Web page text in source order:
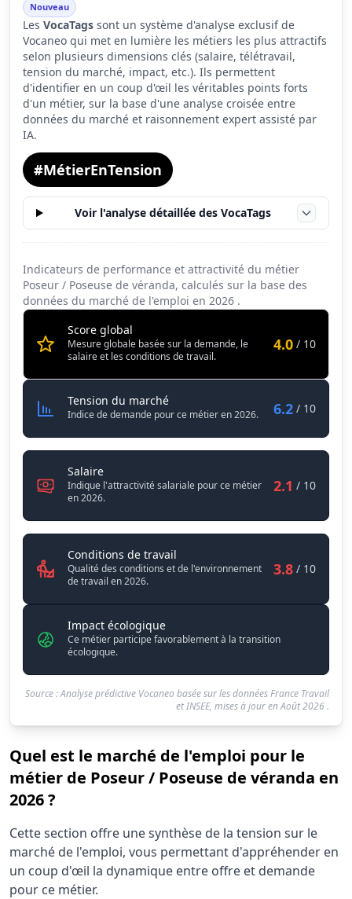
Nouveau
Les VocaTags sont un système d'analyse exclusif de
Vocaneo qui met en lumière les métiers les plus attractifs
selon plusieurs dimensions clés (salaire, télétravail,
tension du marché, impact, etc.). Ils permettent
d'identifier en un coup d'œil les véritables points forts
d'un métier, sur la base d'une analyse croisée entre
données du marché et raisonnement expert assisté par
IA.
#MétierEnTension
Voir l'analyse détaillée des VocaTags
Indicateurs de performance et attractivité du métier
Poseur / Poseuse de véranda, calculés sur la base des
données du marché de l'emploi en 2026 .
Score global
Mesure globale basée sur la demande, le
salaire et les conditions de travail.
4.0 / 10
Attractivité globale
4.0
Tension du marché
6.2
Salaire
2.1
Conditions de travail
3.8
Tension du marchéPoseur / Poseuse de véranda
Indice de demande pour ce métier en 2026. 6.2 / 10
SalairePoseur / Poseuse de véranda
Indique l'attractivité salariale pour ce métier
en 2026.
2.1 / 10
Conditions de travail
Qualité des conditions et de l'environnement
de travail en 2026.
3.8 / 10
Impact écologique
Ce métier participe favorablement à la transition
écologique.
Source : Analyse prédictive Vocaneo basée sur les données France Travail
et INSEE, mises à jour enAoût 2026.
Quel est le marché de l'emploi pour le
métier de Poseur / Poseuse de véranda en
2026 ?
Statistiques recrutement Poseur / Poseuse de véranda
Indicateur
Valeur brute
Demandeurs d'emploi (12 mois)
40
Offres publiées (12 mois)
Cette section offre une synthèse de la tension sur le
marché de l'emploi, vous permettant d'appréhender en
un coup d'œil la dynamique entre offre et demande
pour ce métier.